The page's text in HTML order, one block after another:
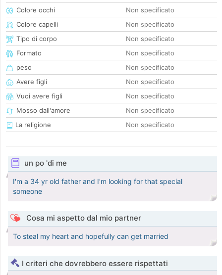
Colore occhi
Non specificato
Colore capelli
Non specificato
Tipo di corpo
Non specificato
Formato
Non specificato
peso
Non specificato
Avere figli
Non specificato
Vuoi avere figli
Non specificato
Mosso dall'amore
Non specificato
La religione
Non specificato
un po 'di me
I'm a 34 yr old father and I'm looking for that special
someone
Cosa mi aspetto dal mio partner
To steal my heart and hopefully can get married
I criteri che dovrebbero essere rispettati